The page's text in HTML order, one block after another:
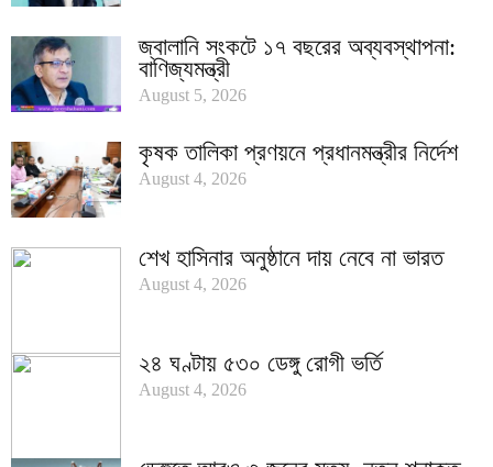
জ্বালানি সংকটে ১৭ বছরের অব্যবস্থাপনা:
বাণিজ্যমন্ত্রী
August 5, 2026
কৃষক তালিকা প্রণয়নে প্রধানমন্ত্রীর নির্দেশ
August 4, 2026
শেখ হাসিনার অনুষ্ঠানে দায় নেবে না ভারত
August 4, 2026
২৪ ঘণ্টায় ৫৩০ ডেঙ্গু রোগী ভর্তি
August 4, 2026